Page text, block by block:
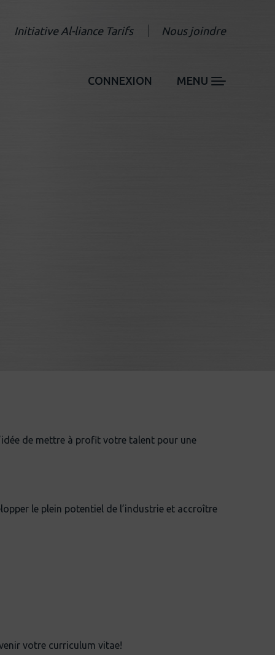
Initiative Al-liance Tarifs Nous joindre
CONNEXION MENU
de mettre à profit votre talent pour une
le plein potentiel de l’industrie et accroître
votre curriculum vitae!